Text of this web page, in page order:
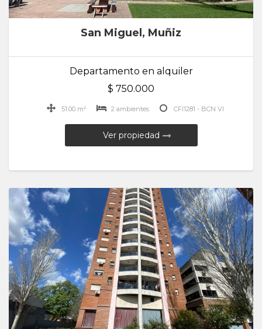
San Miguel, Muñiz
Departamento en alquiler
$ 750.000
51.00 m² 2 ambientes CFI1281 - BCN VI
Ver propiedad